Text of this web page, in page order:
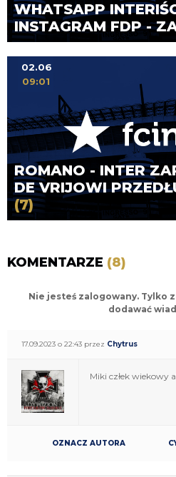
WHATSAPP
INSTAGRAM FDP -
ROMANO - INTER
DE VRIJOWI
(7)
02.06
09:01
KOMENTARZE (8)
Nie jesteś zalogowany. Tylko
dodawać
17.09.2023 o 22:43 przez Chytrus
Miki człek wiekowy
OZNACZ AUTORA